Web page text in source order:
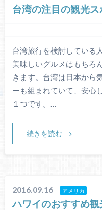
台湾の注目の観光
台湾旅行を検討している
美味しいグルメはもちろ
きます。台湾は日本から
ーも組まれていて、安心
１つです。…
続きを読む
2016.09.16 アメリカ
ハワイのおすすめ